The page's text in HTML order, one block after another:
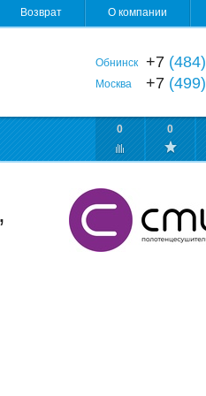
Возврат О компании
Обнинск +7 (484)
Москва +7 (499)
0 0